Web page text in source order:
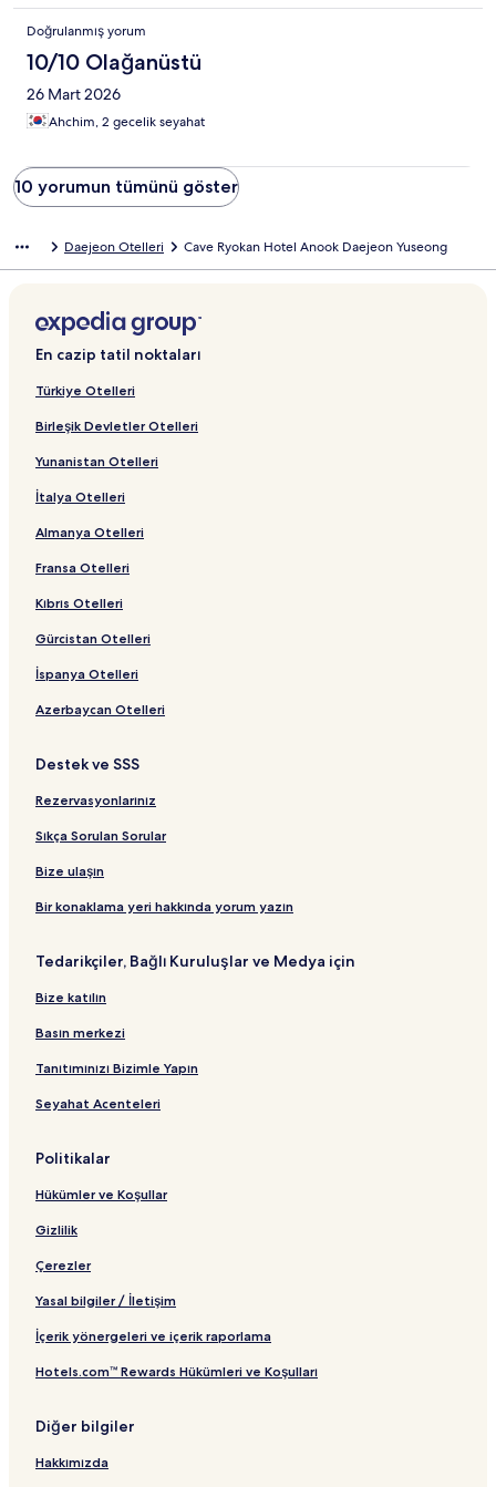
Doğrulanmış yorum
10/10 Olağanüstü
26 Mart 2026
Ahchim, 2 gecelik seyahat
10 yorumun tümünü göster
Daejeon Otelleri Cave Ryokan Hotel Anook Daejeon Yuseong
En cazip tatil noktaları
Türkiye Otelleri
Birleşik Devletler Otelleri
Yunanistan Otelleri
İtalya Otelleri
Almanya Otelleri
Fransa Otelleri
Kıbrıs Otelleri
Gürcistan Otelleri
İspanya Otelleri
Azerbaycan Otelleri
Destek ve SSS
Rezervasyonlarınız
Sıkça Sorulan Sorular
Bize ulaşın
Bir konaklama yeri hakkında yorum yazın
Tedarikçiler, Bağlı Kuruluşlar ve Medya için
Bize katılın
Basın merkezi
Tanıtımınızı Bizimle Yapın
Seyahat Acenteleri
Politikalar
Hükümler ve Koşullar
Gizlilik
Çerezler
Yasal bilgiler / İletişim
İçerik yönergeleri ve içerik raporlama
Hotels.com™ Rewards Hükümleri ve Koşulları
Diğer bilgiler
Hakkımızda